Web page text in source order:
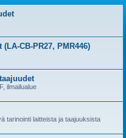
CB-PR27, PMR446)
ilmailualue
tarinointi laitteista ja taajuuksista